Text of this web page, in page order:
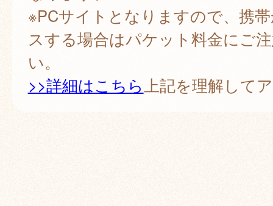
※PCサイトとなりますので、携
スする場合はパケット料金にご
い。
>>詳細はこちら上記を理解して